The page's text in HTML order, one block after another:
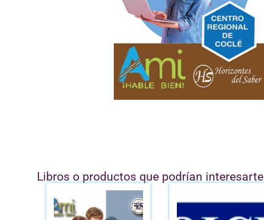
Libros o productos que podrían interesarte